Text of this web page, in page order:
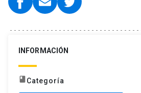
INFORMACIÓN
book Categoría